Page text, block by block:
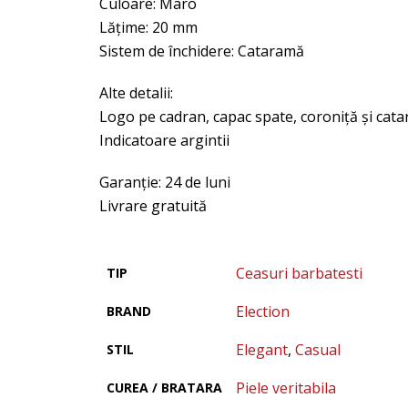
Lăţime: 20 mm
Sistem de închidere: Cataramă
Alte detalii:
Logo pe cadran, capac spate, coroniţă şi
Indicatoare argintii
Garanţie: 24 de luni
Livrare gratuită
TIP Ceasuri barbatesti
BRAND Election
STIL Elegant,Casual
CUREA / BRATARA Piele veritabila